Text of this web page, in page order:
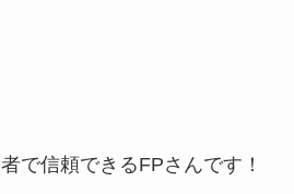
で信頼できるFPさんです！